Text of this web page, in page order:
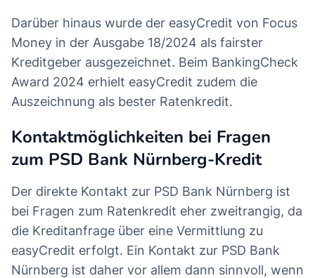
Darüber hinaus wurde der easyCredit von Focus
Money in der Ausgabe 18/2024 als fairster
Kreditgeber ausgezeichnet. Beim BankingCheck
Award 2024 erhielt easyCredit zudem die
Auszeichnung als bester Ratenkredit.
Kontaktmöglichkeiten bei Fragen
zum PSD Bank Nürnberg-Kredit
Der direkte Kontakt zur PSD Bank Nürnberg ist
bei Fragen zum Ratenkredit eher zweitrangig, da
die Kreditanfrage über eine Vermittlung zu
easyCredit erfolgt. Ein Kontakt zur PSD Bank
Nürnberg ist daher vor allem dann sinnvoll, wenn